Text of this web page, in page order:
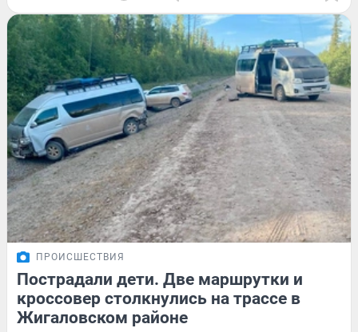
ПРОИСШЕСТВИЯ
Пострадали дети. Две маршрутки и
кроссовер столкнулись на трассе в
Жигаловском районе